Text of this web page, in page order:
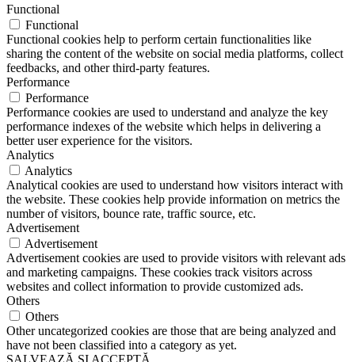
Functional
Functional
Functional cookies help to perform certain functionalities like
sharing the content of the website on social media platforms, collect
feedbacks, and other third-party features.
Performance
Performance
Performance cookies are used to understand and analyze the key
performance indexes of the website which helps in delivering a
better user experience for the visitors.
Analytics
Analytics
Analytical cookies are used to understand how visitors interact with
the website. These cookies help provide information on metrics the
number of visitors, bounce rate, traffic source, etc.
Advertisement
Advertisement
Advertisement cookies are used to provide visitors with relevant ads
and marketing campaigns. These cookies track visitors across
websites and collect information to provide customized ads.
Others
Others
Other uncategorized cookies are those that are being analyzed and
have not been classified into a category as yet.
SALVEAZĂ ȘI ACCEPTĂ